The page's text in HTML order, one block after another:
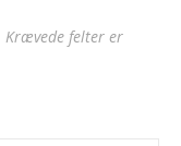
Krævede felter er